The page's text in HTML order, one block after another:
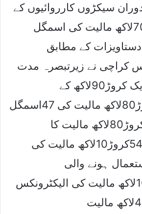
دوران سیکڑوں کارروائیوں کے
دوران چھ ارب 70لاکھ مالیت کی اسمگل
کے مطابق
کراچی نے زیرتبصرہ مدت
کے دوران2ارب ایک کروڑ90لاکھ کے
آٹوپارٹس،83کروڑ80لاکھ مالیت کی 47اسمگل
شدہ گاڑیاں،44کروڑ80لاکھ مالیت کا
89کلوگرام کپڑا،54کروڑ10لاکھ مالیت کی
ہونے والی
گاڑیاں،37کروڑ10لاکھ مالیت کی الیکٹرونکس
اشیائ،34کروڑ40لاکھ مالیت